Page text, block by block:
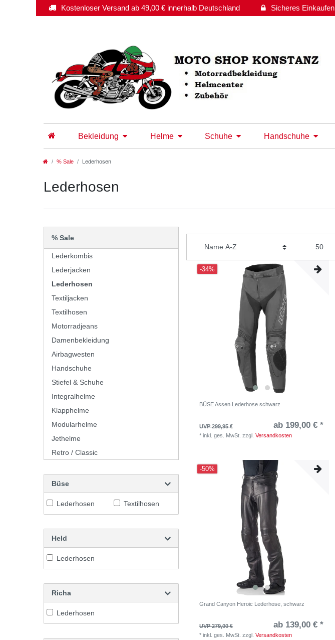
Kostenloser Versand ab 49,00 € innerhalb Deutschland Sicheres Einkaufen
Bekleidung Helme Schuhe Handschuhe
% Sale Lederhosen
Lederhosen
% Sale
Lederkombis
Lederjacken
Lederhosen
Textiljacken
Textilhosen
Motorradjeans
Damenbekleidung
Airbagwesten
Handschuhe
Stiefel & Schuhe
Integralhelme
Klapphelme
Modularhelme
Jethelme
Retro / Classic
Büse
Lederhosen Textilhosen
Held
Lederhosen
Richa
Lederhosen
-34%
BÜSE Assen Lederhose schwarz
UVP 299,95 € ab 199,00 € *
*inkl. ges. MwSt. zzgl.Versandkosten
-50%
Grand Canyon Heroic Lederhose, schwarz
UVP 279,00 € ab 139,00 € *
*inkl. ges. MwSt. zzgl.Versandkosten